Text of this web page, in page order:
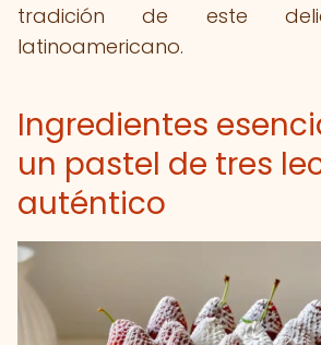
tradición de este
latinoamericano.
Ingredientes
un pastel de tres
auténtico